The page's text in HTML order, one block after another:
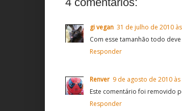
gi vegan 31 de julho de 2010
Com esse tamanhão todo
Responder
Renver 9 de agosto de 2010 às
Este comentário foi removido
Responder